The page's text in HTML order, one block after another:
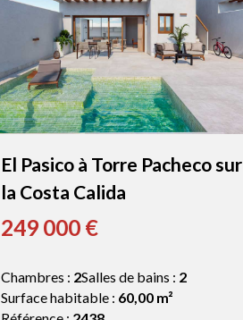
El Pasico à Torre Pacheco sur
la Costa Calida
249 000 €
Chambres : 2Salles de bains : 2
Surface habitable : 60,00 m²